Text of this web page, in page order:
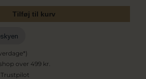
Tilføj til kurv
over 499 kr.